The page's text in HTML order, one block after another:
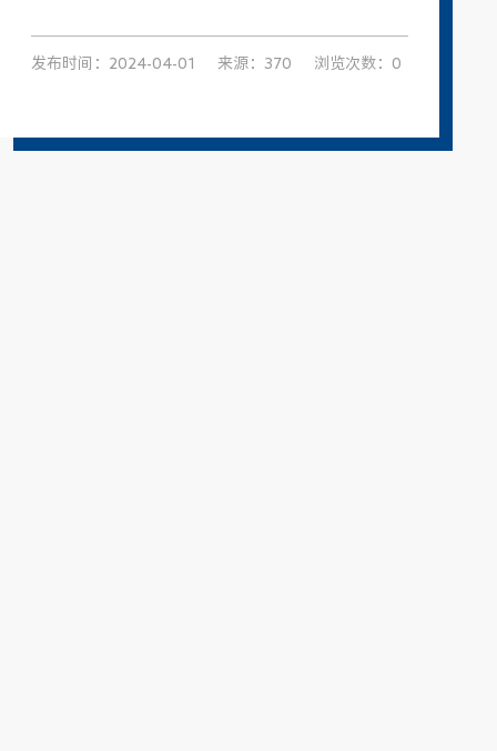
发布时间：2024-04-01 来源：370 浏览次数：0